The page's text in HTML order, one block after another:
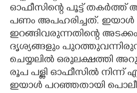
ഓഫീസിന്റെ പൂട്ട് തകർത്ത്
പണം അപഹരിച്ചത്. ഇയാൾ
ഇറങ്ങിവരുന്നതിന്റെ അടക്കം
ദൃശ്യങ്ങളും
ചെയ്യലിൽ ഒരുലക്ഷത്തി
രൂപ പള്ളി ഓഫീസിൽ നിന്ന്
ഇയാൾ പറഞ്ഞതായി